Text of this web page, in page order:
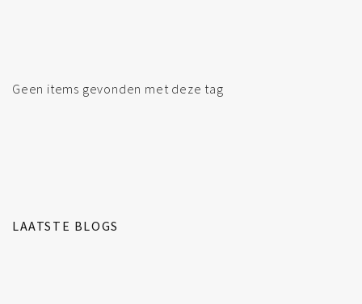
Geen items gevonden met deze tag
LAATSTE BLOGS